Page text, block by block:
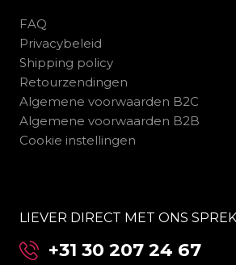
FAQ
Privacybeleid
Shipping policy
Retourzendingen
Algemene voorwaarden B2C
Algemene voorwaarden B2B
Cookie instellingen
LIEVER DIRECT MET ONS
+31 30 207 24 67